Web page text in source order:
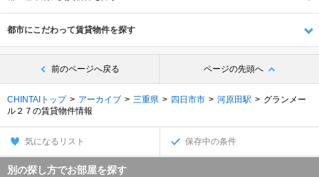
都市にこだわって賃貸物件を探す
前のページへ戻る ページの先頭へ
CHINTAIトップ アーカイブ 三重県 四日市市 河原田駅
グランメー
ル２７の賃貸物件情報
気になるリスト 保存中の条件
別の探し方でお部屋を探す